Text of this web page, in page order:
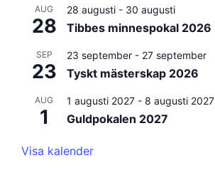
AUG
28
28 augusti - 30 augusti
Tibbes minnespokal 2026
SEP
23
23 september - 27 september
Tyskt mästerskap 2026
AUG
1
1 augusti 2027 - 8 augusti 2027
Guldpokalen 2027
Visa kalender